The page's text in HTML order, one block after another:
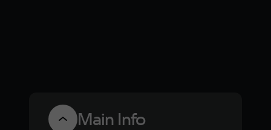
Main Info